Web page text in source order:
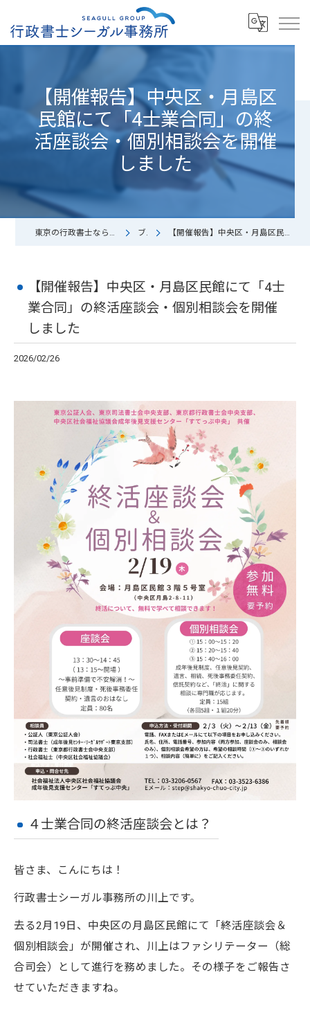
【開催報告】中央区・月島区
民館にて「4士業合同」の終
活座談会・個別相談会を開催
しました
東京の行政書士なら中小企業診断士/行政書士シーガル事務所 ブログ 【開催報告】中央区・月島区民館にて「4士業合同」の終活座談会・個別相談会を開催しました
【開催報告】中央区・月島区民館にて「4士
業合同」の終活座談会・個別相談会を開催
しました
2026/02/26
４士業合同の終活座談会とは？
皆さま、こんにちは！
行政書士シーガル事務所の川上です。
去る2月19日、中央区の月島区民館にて「終活座談会＆
個別相談会」が開催され、川上はファシリテーター（総
合司会）として進行を務めました。その様子をご報告さ
せていただきますね。